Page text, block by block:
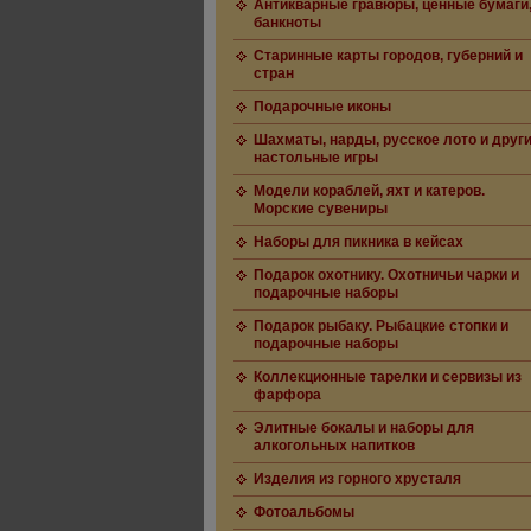
Антикварные гравюры, ценные бумаги,
банкноты
Старинные карты городов, губерний и
стран
Подарочные иконы
Шахматы, нарды, русское лото и
настольные игры
Модели кораблей, яхт и катеров.
Морские сувениры
Наборы для пикника в кейсах
Подарок охотнику. Охотничьи чарки и
подарочные наборы
Подарок рыбаку. Рыбацкие стопки и
подарочные наборы
Коллекционные тарелки и сервизы из
фарфора
Элитные бокалы и наборы для
алкогольных напитков
Изделия из горного хрусталя
Фотоальбомы